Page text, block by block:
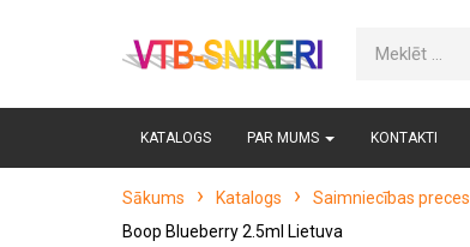
KATALOGS PAR MUMS KONTAKTI
Sākums Katalogs Saimniecības preces
Boop Blueberry 2.5ml Lietuva